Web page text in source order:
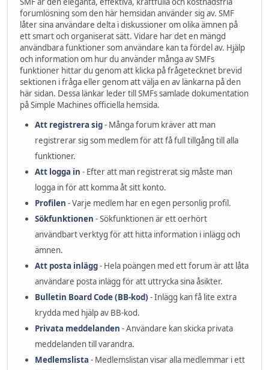
forumlösning som den här hemsidan använder sig av. SMF
låter sina användare delta i diskussioner om olika ämnen på
ett smart och organiserat sätt. Vidare har det en mängd
användbara funktioner som användare kan ta fördel av. Hjälp
och information om hur du använder många av SMFs
funktioner hittar du genom att klicka på frågetecknet brevid
sektionen i fråga eller genom att välja en av länkarna på den
här sidan. Dessa länkar leder till SMFs samlade dokumentation
på Simple Machines officiella hemsida.
Att registrera sig- Många forum kräver att man
registrerar sig som medlem för att få full tillgång till alla
funktioner.
Att logga in - Efter att man registrerat sig måste man
logga in för att komma åt sitt konto.
Profilen - Varje medlem har en egen personlig profil.
Sökfunktionen - Sökfunktionen är ett oerhört
användbart verktyg för att hitta information i inlägg och
ämnen.
Att posta inlägg- Hela poängen med ett forum är att låta
användare posta inlägg för att uttrycka sina åsikter.
Bulletin Board Code (BB-kod) - Inlägg kan få lite extra
krydda med hjälp av BB-kod.
Privata meddelanden - Användare kan skicka privata
meddelanden till varandra.
Medlemslista - Medlemslistan visar alla medlemmar i ett